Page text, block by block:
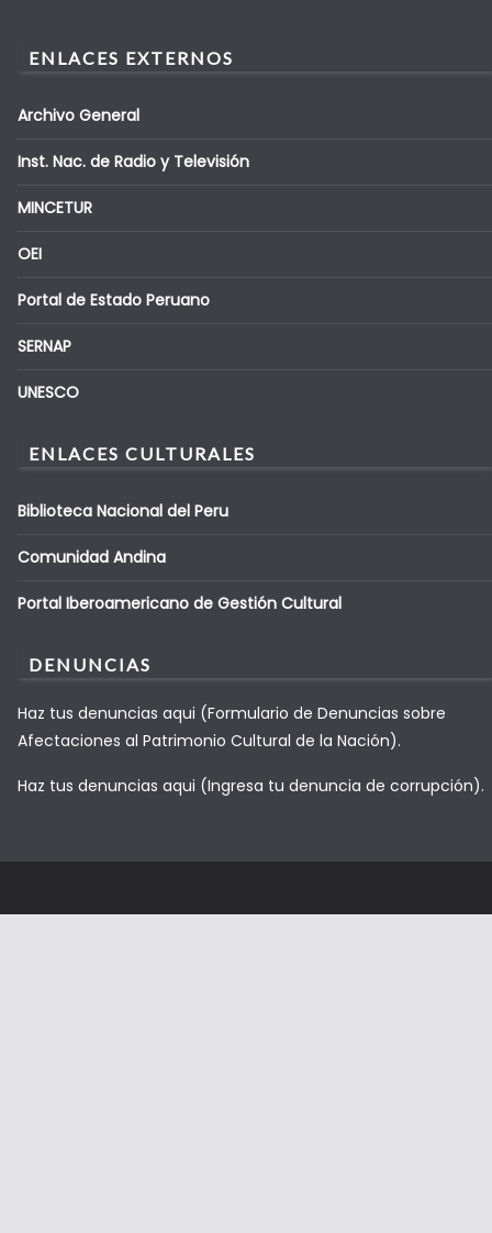
ENLACES EXTERNOS
Archivo General
Inst. Nac. de Radio y Televisión
MINCETUR
OEI
Portal de Estado Peruano
SERNAP
UNESCO
ENLACES CULTURALES
Biblioteca Nacional del Peru
Comunidad Andina
Portal Iberoamericano de Gestión Cultural
DENUNCIAS
Haz tus denuncias aqui (Formulario de Denuncias sobre
Afectaciones al Patrimonio Cultural de la Nación).
Haz tus denuncias aqui (Ingresa tu denuncia de corrupción).